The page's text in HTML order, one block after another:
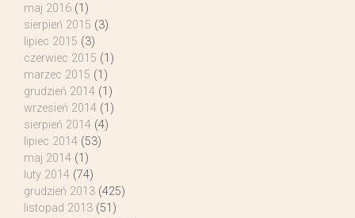
maj 2016 (1)
sierpień 2015 (3)
lipiec 2015 (3)
czerwiec 2015 (1)
marzec 2015 (1)
grudzień 2014 (1)
wrzesień 2014 (1)
sierpień 2014 (4)
lipiec 2014 (53)
maj 2014 (1)
luty 2014 (74)
grudzień 2013 (425)
listopad 2013 (51)